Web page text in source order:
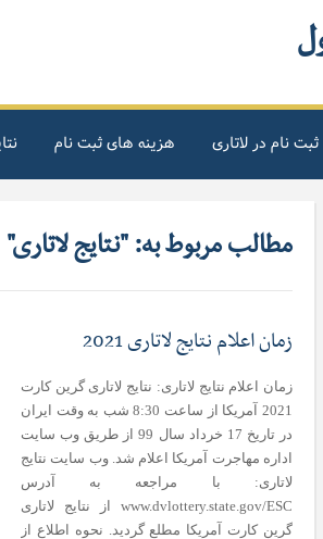
ثبت نام در لاتاری هزینه های ثبت نام
مطالب مربوط به: "نتایج لاتاری"
زمان اعلام نتایج لاتاری 2021
زمان اعلام نتایج لاتاری: نتایج لاتاری گرین کارت
2021 آمریکا از ساعت 8:30 شب به وقت ایران
در تاریخ 17 خرداد سال 99 از طریق وب سایت
اداره مهاجرت آمریکا اعلام شد. وب سایت نتایج
لاتاری: با مراجعه به آدرس
www.dvlottery.state.gov/ESC از نتایج لاتاری
گرین کارت آمریکا مطلع گردید. نحوه اطلاع از